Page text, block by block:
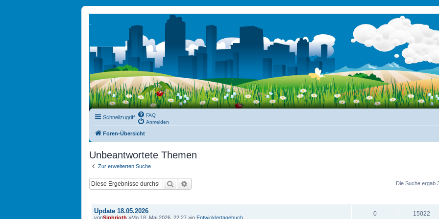
Schnellzugriff
FAQ
Anmelden
Foren-Übersicht
Unbeantwortete Themen
Zur erweiterten Suche
Suche Die Suche ergab
Update 18.05.2026
vonSiphrioth »Mo 18. Mai 2026, 22:27 »in Entwicklertagebuch
0 15022